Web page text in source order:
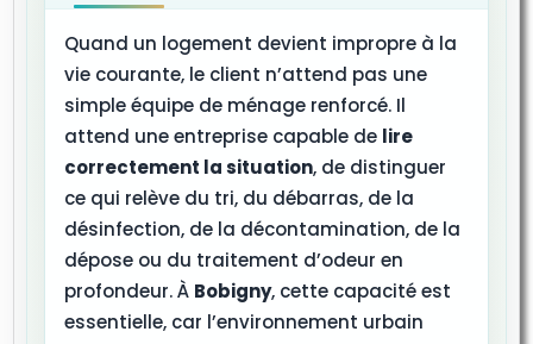
Quand un logement devient impropre à la
vie courante, le client n’attend pas une
simple équipe de ménage renforcé. Il
attend une entreprise capable de lire
correctement la situation, de distinguer
ce qui relève du tri, du débarras, de la
désinfection, de la décontamination, de la
dépose ou du traitement d’odeur en
profondeur. À Bobigny, cette capacité est
essentielle, car l’environnement urbain